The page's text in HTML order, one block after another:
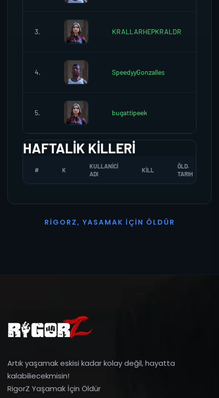
3. KRALLARHEPKRALDR
4. SpeedyyGonzalles
5. bugattipeek
HAFTALIK KILLERI
# K
KULLANICI
ADI
KILL
ÖLD.
TARIH
R I G O R Z, YASAMAK İ ÇI N Ö L D Ü R
Artık yaşamak eskisi kadar kolay değil, hayatta
kalabiliecekmisin!
RigorZ Yaşamak İçin Öldür